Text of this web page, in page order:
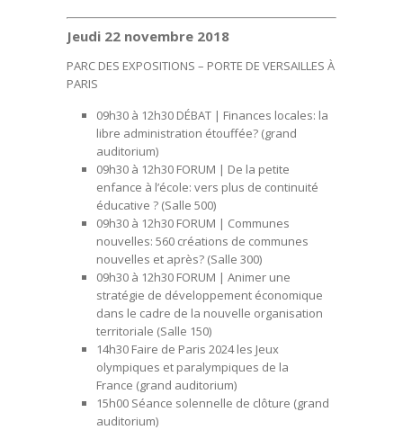
Jeudi 22 novembre 2018
PARC DES EXPOSITIONS – PORTE DE VERSAILLES À
PARIS
09h30 à 12h30 DÉBAT | Finances locales: la
libre administration étouffée?(grand
auditorium)
09h30 à 12h30 FORUM | De la petite
enfance à l’école: vers plus de continuité
éducative ?(Salle 500)
09h30 à 12h30 FORUM | Communes
nouvelles: 560 créations de communes
nouvelles et après?(Salle 300)
09h30 à 12h30 FORUM | Animer une
stratégie de développement économique
dans le cadre de la nouvelle organisation
territoriale (Salle 150)
14h30 Faire de Paris 2024 les Jeux
olympiques et paralympiques de la
France (grand auditorium)
15h00 Séance solennelle de clôture (grand
auditorium)